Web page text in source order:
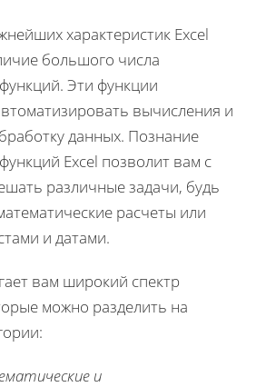
характеристик Excel
большого числа
Эти функции
вычисления и
данных. Познание
Excel позволит вам с
различные задачи, будь
расчеты или
и датами.
вам широкий спектр
можно разделить на
и